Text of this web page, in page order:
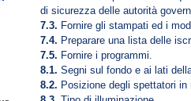
di sicurezza delle autorità
7.3. Fornire gli stampati ed i
7.4. Preparare una lista delle
7.5. Fornire i programmi.
8.1. Segni sul fondo e ai lati
8.2. Posizione degli spettatori